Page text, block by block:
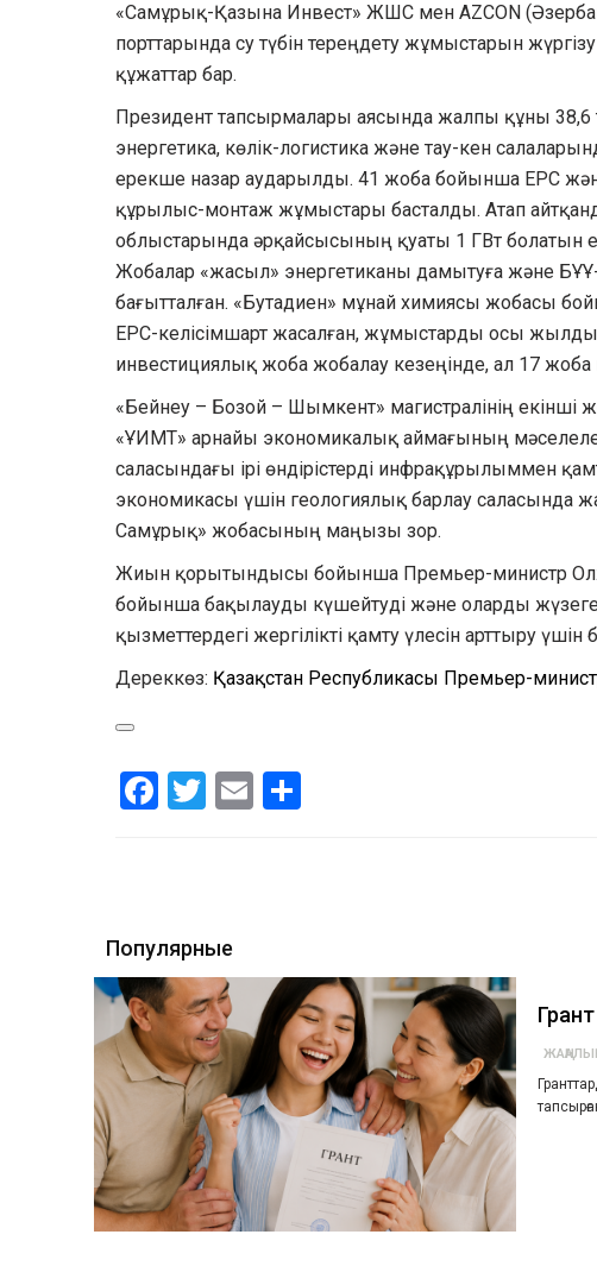
«Самұрық-Қазына Инвест» ЖШС мен AZCON
порттарында су түбін тереңдету жұмыстарын
құжаттар бар.
Президент тапсырмалары аясында жалпы құны 38,6
энергетика, көлік-логистика және тау-кен
ерекше назар аударылды. 41 жоба бойынша ЕРС
құрылыс-монтаж жұмыстары басталды. Атап
облыстарында әрқайсысының қуаты 1 ГВт болатын
Жобалар «жасыл» энергетиканы дамытуға және
бағытталған. «Бутадиен» мұнай химиясы жобасы
EPC-келісімшарт жасалған, жұмыстарды осы
инвестициялық жоба жобалау кезеңінде, ал 17
«Бейнеу – Бозой – Шымкент» магистралінің
«ҰИМТ» арнайы экономикалық аймағының
саласындағы ірі өндірістерді инфрақұрылыммен
экономикасы үшін геологиялық барлау саласында
Самұрық» жобасының маңызы зор.
Жиын қорытындысы бойынша Премьер-министр
бойынша бақылауды күшейтуді және оларды
қызметтердегі жергілікті қамту үлесін арттыру
Дереккөз: Қазақстан Республикасы Премьер-
Facebook
Twitter
Email
Популярные